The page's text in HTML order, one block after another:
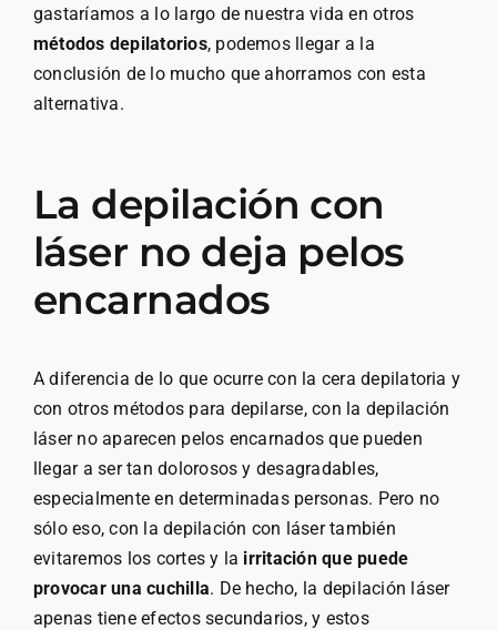
gastaríamos a lo largo de nuestra vida en otros
métodos depilatorios, podemos llegar a la
conclusión de lo mucho que ahorramos con esta
alternativa.
La depilación con
láser no deja pelos
encarnados
A diferencia de lo que ocurre con la cera depilatoria y
con otros métodos para depilarse, con la depilación
láser no aparecen pelos encarnados que pueden
llegar a ser tan dolorosos y desagradables,
especialmente en determinadas personas. Pero no
sólo eso, con la depilación con láser también
evitaremos los cortes y la irritación que puede
provocar una cuchilla. De hecho, la depilación láser
apenas tiene efectos secundarios, y estos